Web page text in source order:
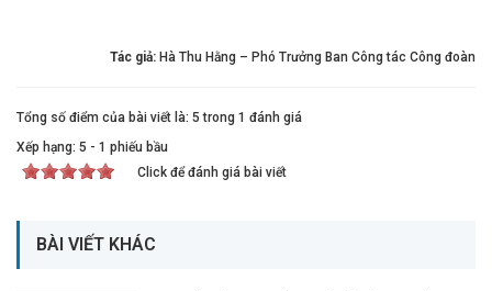
Tác giả: Hà Thu Hằng – Phó Trưởng Ban Công tác Công đoàn
Tổng số điểm của bài viết là: 5 trong 1 đánh giá
Xếp hạng: 5 - 1 phiếu bầu
Click để đánh giá bài viết
BÀI VIẾT KHÁC